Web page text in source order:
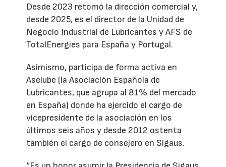
Desde 2023 retomó la dirección comercial y,
desde 2025, es el director de la Unidad de
Negocio Industrial de Lubricantes y AFS de
TotalEnergies para España y Portugal.
Asimismo, participa de forma activa en
Aselube (la Asociación Española de
Lubricantes, que agrupa al 81% del mercado
en España) donde ha ejercido el cargo de
vicepresidente de la asociación en los
últimos seis años y desde 2012 ostenta
también el cargo de consejero en Sigaus.